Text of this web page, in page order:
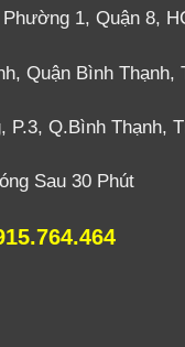
1, Quận 8,
Quận Bình Thạnh,
P.3, Q.Bình Thạnh,
Sau 30 Phút